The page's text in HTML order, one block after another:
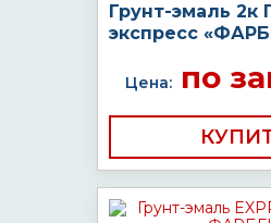
Грунт-эмаль 2к
экспресс
Цена:по